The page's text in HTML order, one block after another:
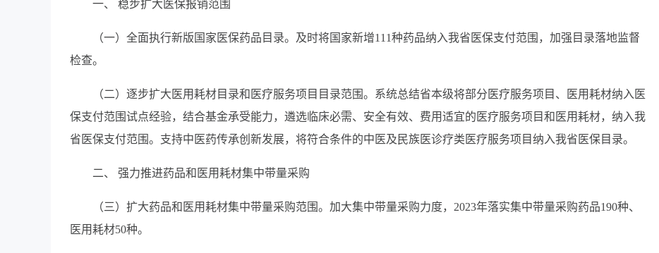
一、 稳步扩大医保报销范围
（一）全面执行新版国家医保药品目录。及时将国家新增111种药品纳入我省医保支付范围，加强目录落地监督
检查。
（二）逐步扩大医用耗材目录和医疗服务项目目录范围。系统总结省本级将部分医疗服务项目、医用耗材纳入医
保支付范围试点经验，结合基金承受能力，遴选临床必需、安全有效、费用适宜的医疗服务项目和医用耗材，纳入我
省医保支付范围。支持中医药传承创新发展，将符合条件的中医及民族医诊疗类医疗服务项目纳入我省医保目录。
二、 强力推进药品和医用耗材集中带量采购
（三）扩大药品和医用耗材集中带量采购范围。加大集中带量采购力度，2023年落实集中带量采购药品190种、
医用耗材50种。